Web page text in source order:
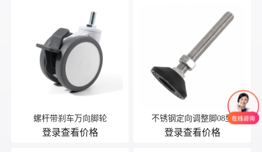
螺杆带刹车万向脚轮
登录查看价格
不锈钢定向调整脚08型
登录查看价格